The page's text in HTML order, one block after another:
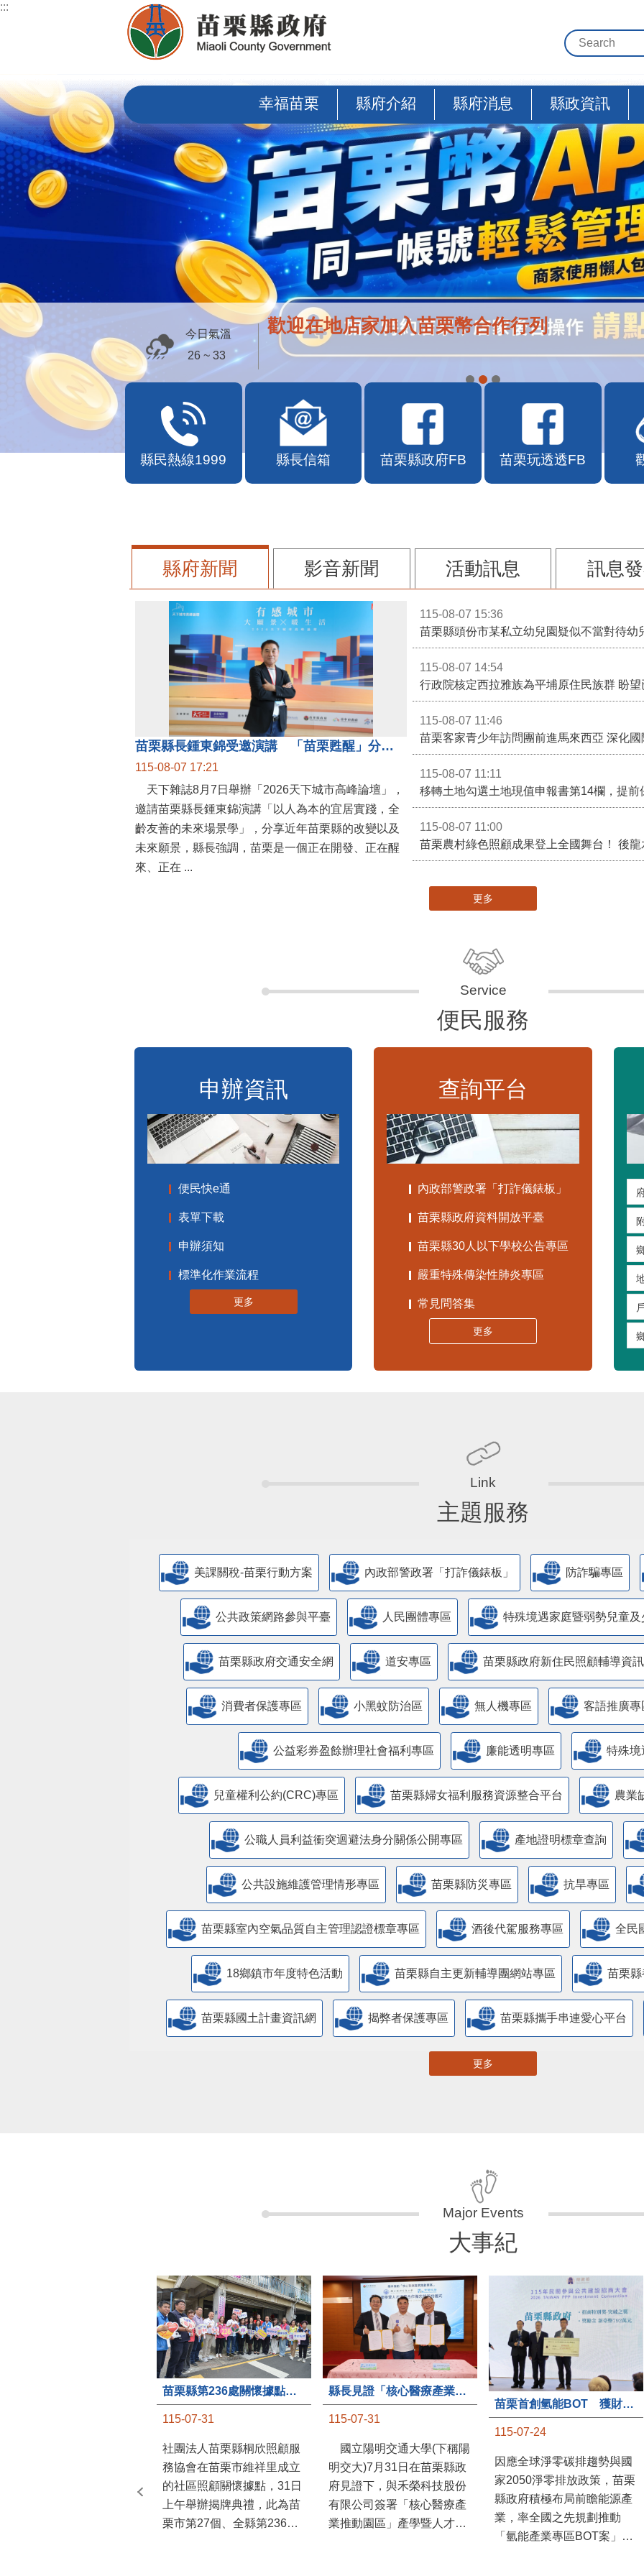
跳到主要內容區塊
:::
幸福苗栗 縣府介紹 縣府消息 縣政資訊
歡迎在地店家加入苗栗幣合作行列
今日氣溫
26 ~ 33
縣民熱線1999 縣長信箱 苗栗縣政府FB 苗栗玩透透FB
縣府新聞 影音新聞 活動訊息 訊息
苗栗縣長鍾東錦受邀演講 「苗栗甦醒」分享近年轉變
115-08-07 17:21
天下雜誌8月7日舉辦「2026天下城市高峰論壇」，
邀請苗栗縣長鍾東錦演講「以人為本的宜居實踐，全
齡友善的未來場景學」，分享近年苗栗縣的改變以及
未來願景，縣長強調，苗栗是一個正在開發、正在醒
來、正在 ...
115-08-07 15:36
苗栗縣頭份市某私立幼兒園疑似不當對待幼
115-08-07 14:54
115-08-07 11:46
苗栗客家青少年訪問團前進馬來西亞 深化
115-08-07 11:11
移轉土地勾選土地現值申報書第14欄，提前
115-08-07 11:00
更多
便民服務
申辦資訊
便民快e通
表單下載
申辦須知
標準化作業流程
更多
查詢平台
內政部警政署「打詐儀錶板」
苗栗縣政府資料開放平臺
苗栗縣30人以下學校公告專區
嚴重特殊傳染性肺炎專區
常見問答集
更多
主題服務
美課關稅-苗栗行動方案 內政部警政署「打詐儀錶板」 防詐騙專區
公共政策網路參與平臺 人民團體專區 特殊境遇家庭暨弱勢兒童
苗栗縣政府交通安全網 道安專區 苗栗縣政府新住民照顧輔導資
消費者保護專區 小黑蚊防治區 無人機專區 客語推廣專
公益彩券盈餘辦理社會福利專區 廉能透明專區 特殊境
兒童權利公約(CRC)專區 苗栗縣婦女福利服務資源整合平台 農業
公職人員利益衝突迴避法身分關係公開專區 產地證明標章查詢
​公共設施維護管理情形專區 苗栗縣防災專區 抗旱專區
苗栗縣室內空氣品質自主管理認證標章專區 酒後代駕服務專區 全民
18鄉鎮市年度特色活動 苗栗縣自主更新輔導團網站專區 苗栗
苗栗縣國土計畫資訊網 揭弊者保護專區 苗栗縣攜手串連愛心平台
更多
大事紀
苗栗縣第236處關懷據點在苗栗市維祥里揭牌
115-07-31
社團法人苗栗縣桐欣照顧服
務協會在苗栗市維祥里成立
的社區照顧關懷據點，31日
上午舉辦揭牌典禮，此為苗
栗市第27個、全縣第236處
縣長見證「核心醫療產業推動園區」產學合作簽約儀式
115-07-31
國立陽明交通大學(下稱陽
明交大)7月31日在苗栗縣政
府見證下，與禾榮科技股份
有限公司簽署「核心醫療產
業推動園區」產學暨人才培
苗栗首創氫能BOT 獲財政部「突破之翼」肯定
115-07-24
因應全球淨零碳排趨勢與國
家2050淨零排放政策，苗栗
縣政府積極布局前瞻能源產
業，率全國之先規劃推動
「氫能產業專區BOT案」，